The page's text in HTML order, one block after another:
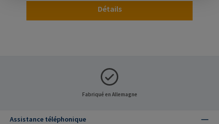
Détails
Fabriqué en Allemagne
Assistance téléphonique